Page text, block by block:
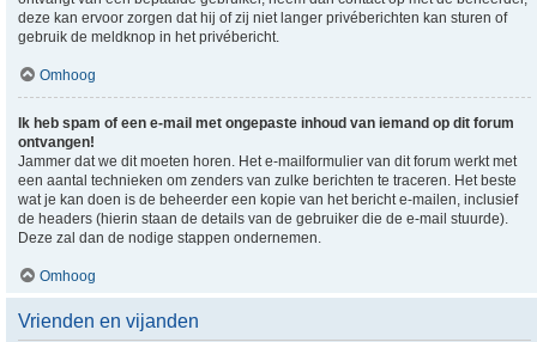
deze kan ervoor zorgen dat hij of zij niet langer privéberichten kan sturen of
gebruik de meldknop in het privébericht.
Omhoog
Ik heb spam of een e-mail met ongepaste inhoud van iemand op dit forum
ontvangen!
Jammer dat we dit moeten horen. Het e-mailformulier van dit forum werkt met
een aantal technieken om zenders van zulke berichten te traceren. Het beste
wat je kan doen is de beheerder een kopie van het bericht e-mailen, inclusief
de headers (hierin staan de details van de gebruiker die de e-mail stuurde).
Deze zal dan de nodige stappen ondernemen.
Omhoog
Vrienden en vijanden